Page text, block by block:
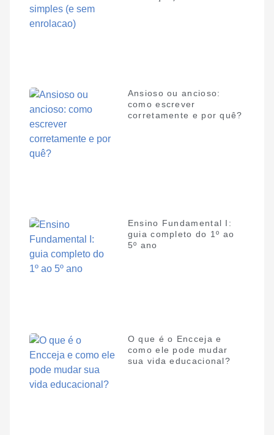
Ansioso ou ancioso:
como escrever
corretamente e por quê?
Ensino Fundamental I:
guia completo do 1º ao
5º ano
O que é o Encceja e
como ele pode mudar
sua vida educacional?